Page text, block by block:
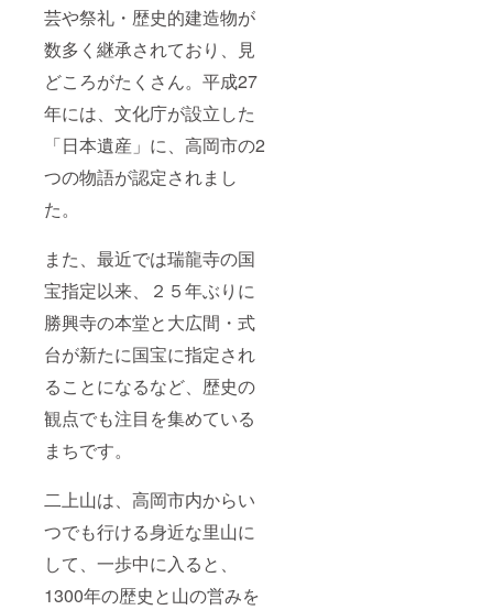
芸や祭礼・歴史的建造物が
数多く継承されており、見
どころがたくさん。平成27
年には、文化庁が設立した
「日本遺産」に、高岡市の2
つの物語が認定されまし
た。
また、最近では瑞龍寺の国
宝指定以来、２５年ぶりに
勝興寺の本堂と大広間・式
台が新たに国宝に指定され
ることになるなど、歴史の
観点でも注目を集めている
まちです。
二上山は、高岡市内からい
つでも行ける身近な里山に
して、一歩中に入ると、
1300年の歴史と山の営みを